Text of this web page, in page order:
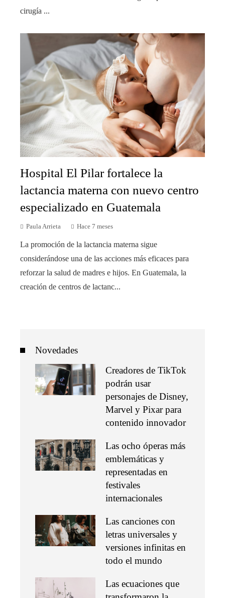
cirugía ...
Hospital El Pilar fortalece la
lactancia materna con nuevo centro
especializado en Guatemala
Paula Arrieta Hace 7 meses
La promoción de la lactancia materna sigue
considerándose una de las acciones más eficaces para
reforzar la salud de madres e hijos. En Guatemala, la
creación de centros de lactanc...
Novedades
Creadores de TikTok
podrán usar
personajes de Disney,
Marvel y Pixar para
contenido innovador
Las ocho óperas más
emblemáticas y
representadas en
festivales
internacionales
Las canciones con
letras universales y
versiones infinitas en
todo el mundo
Las ecuaciones que